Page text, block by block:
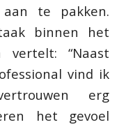
te pakken.
binnen het
“Naast
vind ik
erg
het gevoel